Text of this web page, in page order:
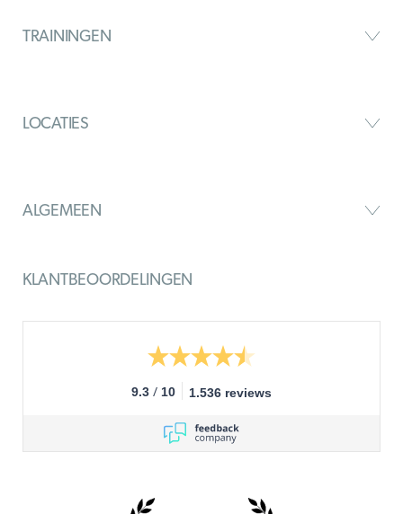
TRAININGEN
LOCATIES
ALGEMEEN
KLANTBEOORDELINGEN
9.3 / 10 1.536 reviews